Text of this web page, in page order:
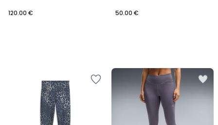
120.00 € 50.00 €